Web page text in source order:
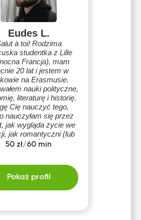
Eudes L.
à toi! Rodzima
studentka z Lille
Francja), mam
20 lat i jestem w
na Erasmusie.
nauki polityczne,
literaturę i historię.
Cię nauczyć tego,
nauczyłam się przez
jak wygląda życie we
jak romantyczni (lub
💐 Chwyćcie
50 zł/60 min
Pokaż profil